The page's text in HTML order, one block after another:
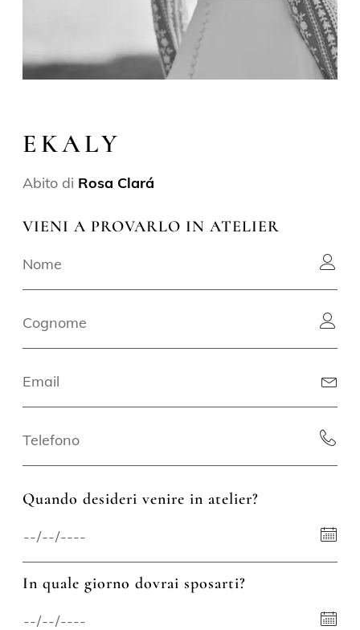
EKALY
Abito di Rosa Clará
VIENI A PROVARLO IN ATELIER
Quando desideri venire in atelier?
In quale giorno dovrai sposarti?